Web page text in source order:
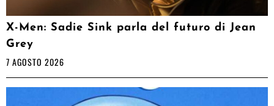
X-Men: Sadie Sink parla del futuro di Jean
Grey
7 AGOSTO 2026